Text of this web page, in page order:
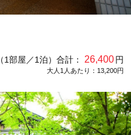
（1部屋／1泊）合計： 26,400円
大人1人あたり：13,200円